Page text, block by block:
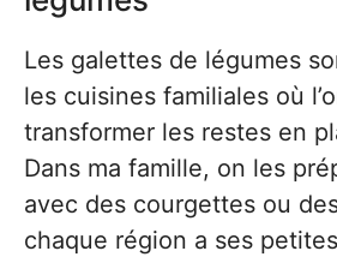
Les galettes de légumes
les cuisines familiales où
transformer les restes en
Dans ma famille, on les
avec des courgettes ou
chaque région a ses